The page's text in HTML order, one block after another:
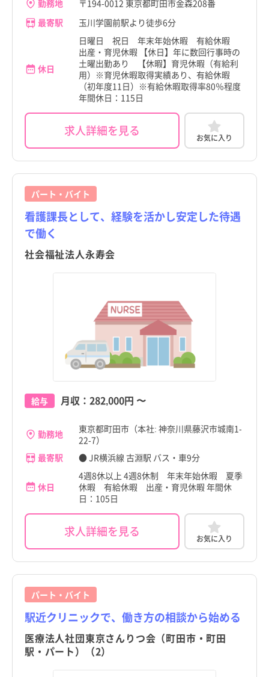
勤務地
〒194-0012 東京都町田市金森208番
最寄駅
玉川学園前駅より徒歩6分
休日
日曜日 祝日 年末年始休暇 有給休暇
出産・育児休暇 【休日】年に数回行事時の
土曜出勤あり 【休暇】育児休暇（有給利
用）※育児休暇取得実績あり、有給休暇
（初年度11日）※有給休暇取得率80％程度
年間休日：115日
求人詳細を見る お気に入り
パート・バイト
看護課長として、経験を活かし安定した待遇
で働く
社会福祉法人永寿会
給与 月収： 282,000円 〜
勤務地
東京都町田市（本社: 神奈川県藤沢市城南1-
22-7）
最寄駅
● JR横浜線 古淵駅 バス・車9分
休日
4週8休以上 4週8休制 年末年始休暇 夏季
休暇 有給休暇 出産・育児休暇 年間休
日：105日
求人詳細を見る お気に入り
パート・バイト
駅近クリニックで、働き方の相談から始める
医療法人社団東京さんりつ会（町田市・町田
駅・パート）（2）